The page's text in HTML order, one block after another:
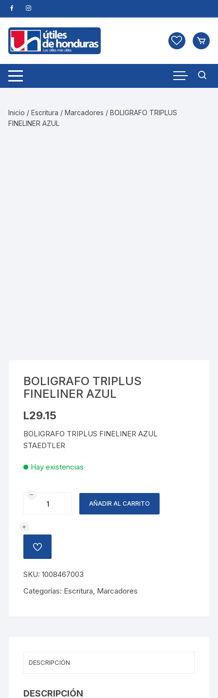
Skip
to
content
Inicio /Escritura /Marcadores / BOLIGRAFO TRIPLUS
FINELINER AZUL
BOLIGRAFO TRIPLUS
FINELINER AZUL
L29.15
BOLIGRAFO TRIPLUS FINELINER AZUL
STAEDTLER
Hay existencias
BOLIGRAFO
TRIPLUS
AZUL
cantidad
AÑADIR AL CARRITO
AÑADIR
A
LISTA
DE
DESEOS
SKU:1008467003
Categorías: Escritura, Marcadores
DESCRIPCIÓN
DESCRIPCIÓN